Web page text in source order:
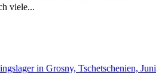
viele...